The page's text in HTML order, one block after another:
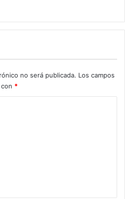
no será publicada. Los campos
*